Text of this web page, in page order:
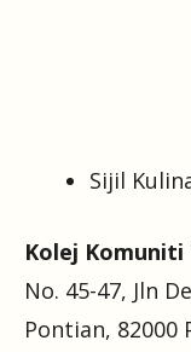
Sijil
Kolej Komuniti
No. 45-47, Jln
Pontian, 82000